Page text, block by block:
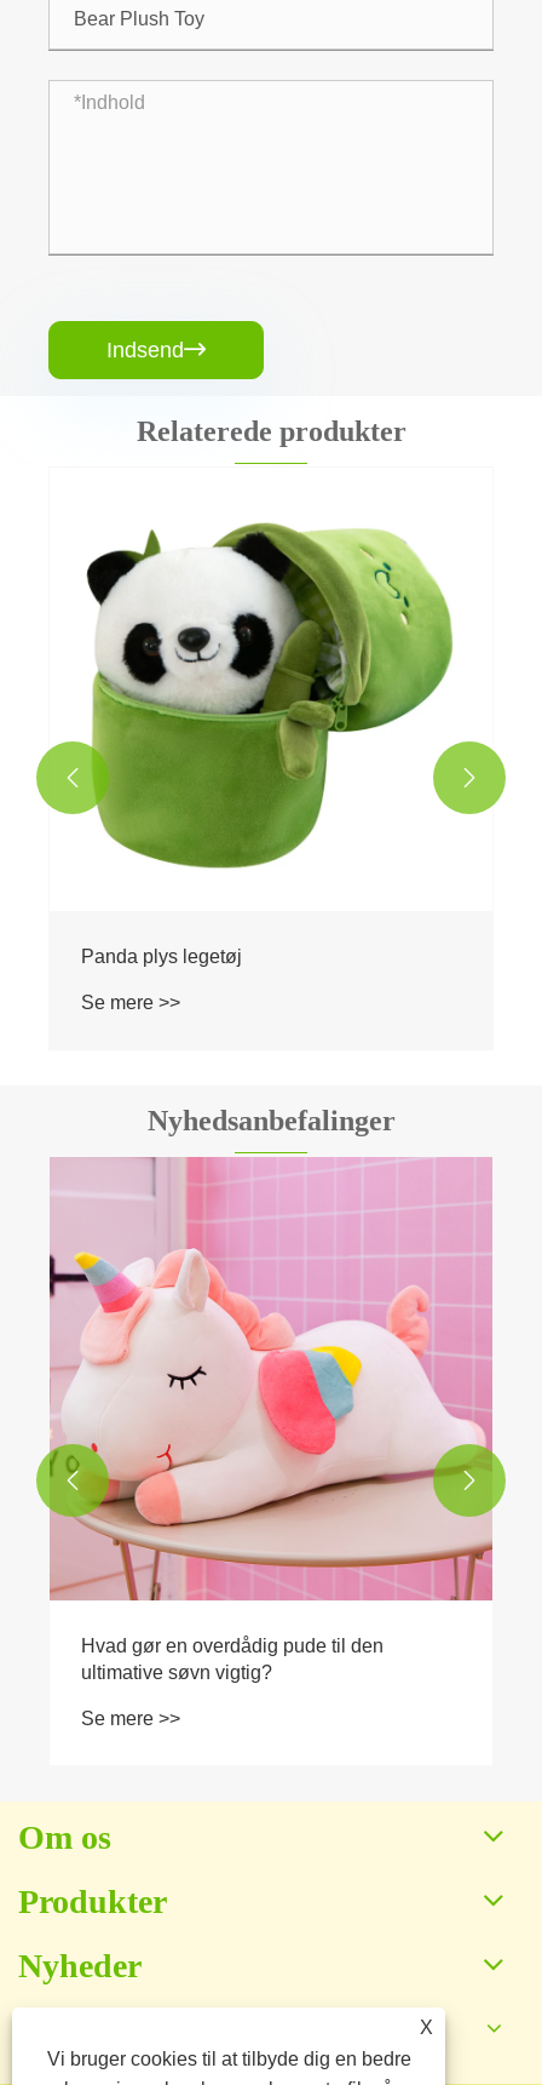
Indsend
Relaterede produkter
Panda plys legetøj
Se mere >>
 
Nyhedsanbefalinger
Hvad gør en overdådig pude til den
ultimative søvn vigtig?
Se mere >>
 
Om os
Produkter
Nyheder
X
Vi bruger cookies til at tilbyde dig en bedre